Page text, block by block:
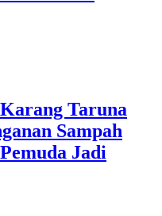
Taruna
Sampah
Jadi